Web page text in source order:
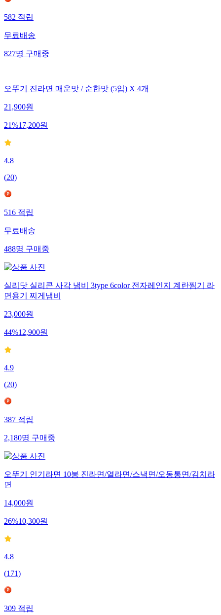
582적립
무료배송
827명구매중
오뚜기 진라면 매운맛 / 순한맛 (5입) X 4개
21,900원
21%17,200원
4.8
(20)
516적립
무료배송
488명구매중
실리닷 실리콘 사각 냄비 3type 6color 전자레인지 계란찜기 라
면용기 찌게냄비
23,000원
44%12,900원
4.9
(20)
387적립
2,180명구매중
오뚜기 인기라면 10봉 진라면/열라면/스낵면/오동통면/김치라
면
14,000원
26%10,300원
4.8
(171)
309적립